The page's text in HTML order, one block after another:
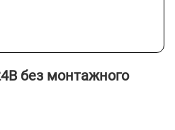
без монтажного